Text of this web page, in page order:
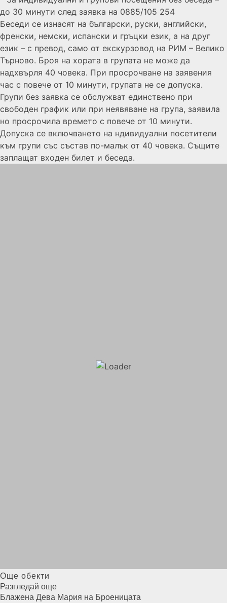
до 30 минути след заявка на 0885/105 254
Беседи се изнасят на български, руски, английски,
френски, немски, испански и гръцки език, а на друг
език – с превод, само от екскурзовод на РИМ – Велико
Търново. Броя на хората в групата не може да
надхвърля 40 човека. При просрочване на заявения
час с повече от 10 минути, групата не се допуска.
Групи без заявка се обслужват единствено при
свободен график или при неявяване на група, заявила
но просрочила времето с повече от 10 минути.
Допуска се включването на ндивидуални посетители
към групи със състав по-малък от 40 човека. Същите
заплащат входен билет и беседа.
Още обекти
Разгледай още
Блажена Дева Мария на Броеницата